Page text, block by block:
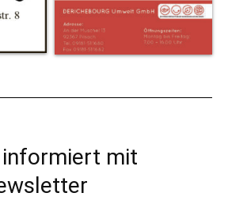
informiert mit